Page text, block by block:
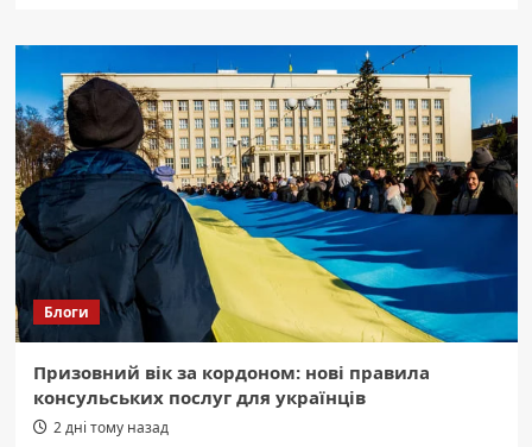
Блоги
Призовний вік за кордоном: нові правила
консульських послуг для українців
2 дні тому назад